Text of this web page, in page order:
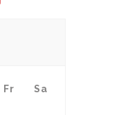
Fr Sa